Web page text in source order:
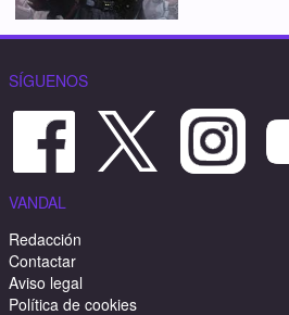
SÍGUENOS
VANDAL
Redacción
Contactar
Aviso legal
Política de cookies